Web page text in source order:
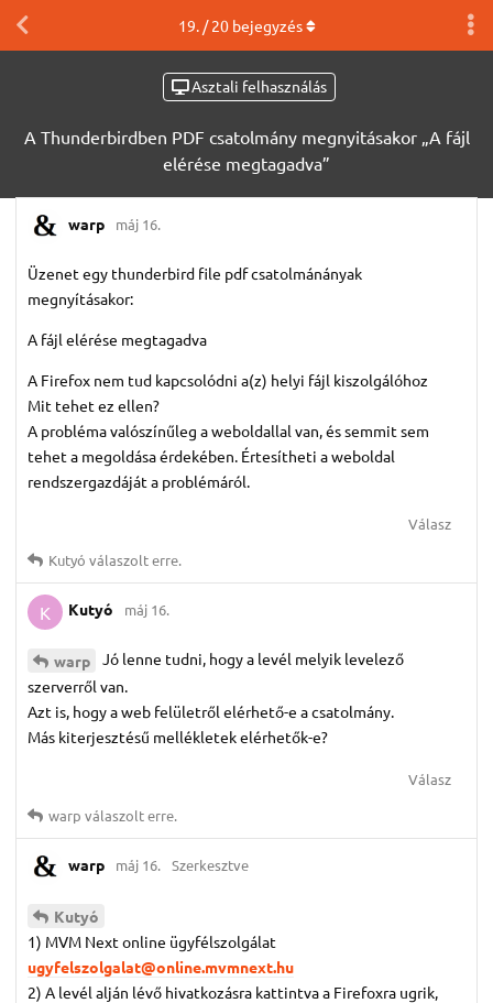
Asztali felhasználás
A Thunderbirdben PDF csatolmány megnyitásakor „A fájl
elérése megtagadva”
19. /20bejegyzés
warp máj 16.
Üzenet egy thunderbird file pdf csatolmánányak
megnyításakor:
A fájl elérése megtagadva
A Firefox nem tud kapcsolódni a(z) helyi fájl kiszolgálóhoz
Mit tehet ez ellen?
A probléma valószínűleg a weboldallal van, és semmit sem
tehet a megoldása érdekében. Értesítheti a weboldal
rendszergazdáját a problémáról.
Válasz
Kutyó válaszolt erre.
K Kutyó máj 16.
warp
Jó lenne tudni, hogy a levél melyik levelező
szerverről van.
Azt is, hogy a web felületről elérhető-e a csatolmány.
Más kiterjesztésű mellékletek elérhetők-e?
Válasz
warp válaszolt erre.
warp máj 16. Szerkesztve
Kutyó
1) MVM Next online ügyfélszolgálat
ugyfelszolgalat@online.mvmnext.hu
2) A levél alján lévő hivatkozásra kattintva a Firefoxra ugrik,